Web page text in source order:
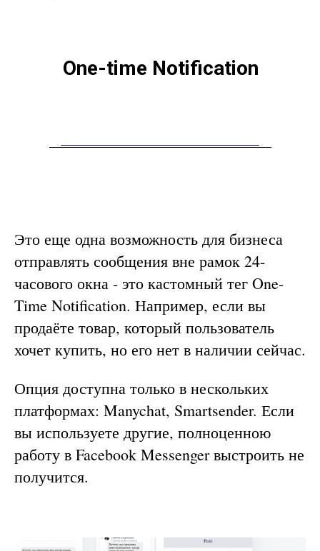
One-time Notification
Это еще одна возможность для бизнеса
отправлять сообщения вне рамок 24-
часового окна - это кастомный тег One-
Time Notification. Например, если вы
продаёте товар, который пользователь
хочет купить, но его нет в наличии сейчас.
Опция доступна только в нескольких
платформах: Manychat, Smartsender. Если
вы используете другие, полноценною
работу в Facebook Messenger выстроить не
получится.